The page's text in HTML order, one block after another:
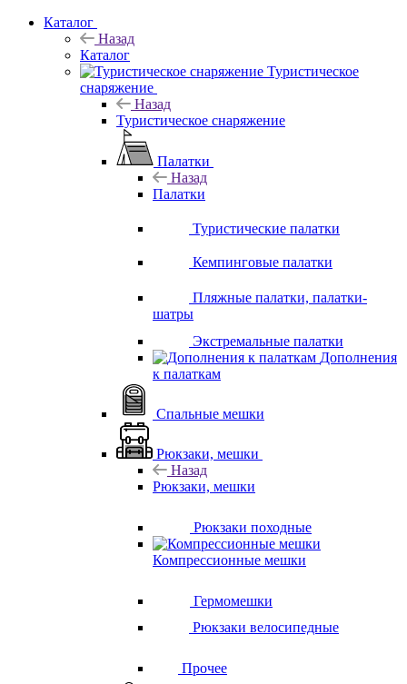
Каталог
Назад
Каталог
Туристическое
снаряжение
Назад
Туристическое снаряжение
Палатки
Назад
Палатки
Туристические палатки
Кемпинговые палатки
Пляжные палатки, палатки-
шатры
Экстремальные палатки
Дополнения
к палаткам
Спальные мешки
Рюкзаки, мешки
Назад
Рюкзаки, мешки
Рюкзаки походные
Компрессионные мешки
Гермомешки
Рюкзаки велосипедные
Прочее